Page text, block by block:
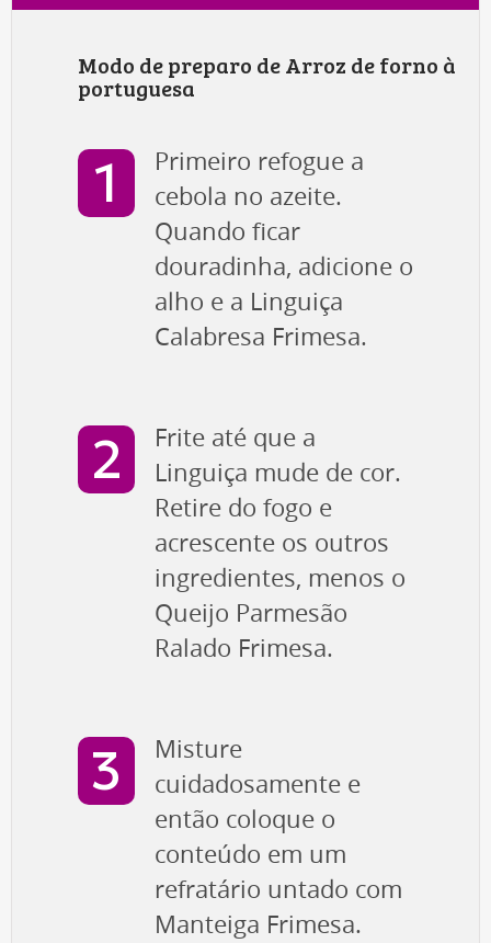
Modo de preparo de Arroz de forno à
portuguesa
Primeiro refogue a
cebola no azeite.
Quando ficar
douradinha, adicione o
alho e a Linguiça
Calabresa Frimesa.
Frite até que a
Linguiça mude de cor.
Retire do fogo e
acrescente os outros
ingredientes, menos o
Queijo Parmesão
Ralado Frimesa.
Misture
cuidadosamente e
então coloque o
conteúdo em um
refratário untado com
Manteiga Frimesa.